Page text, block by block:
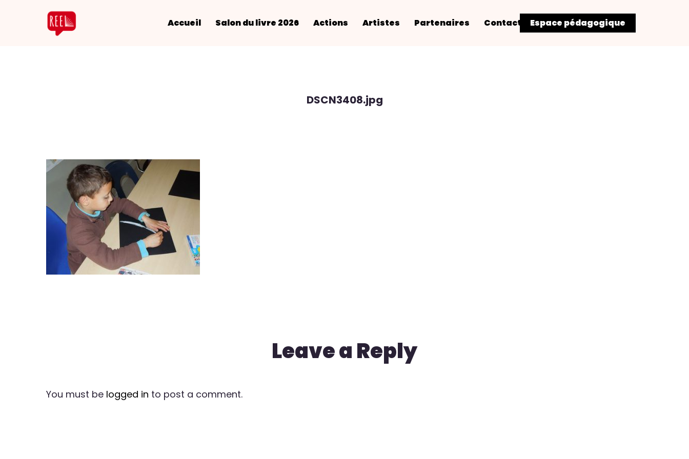
Accueil Salon du livre 2026 Actions Artistes Partenaires Contact Espace pédagogique
DSCN3408.jpg
Leave a Reply
You must be logged in to post a comment.